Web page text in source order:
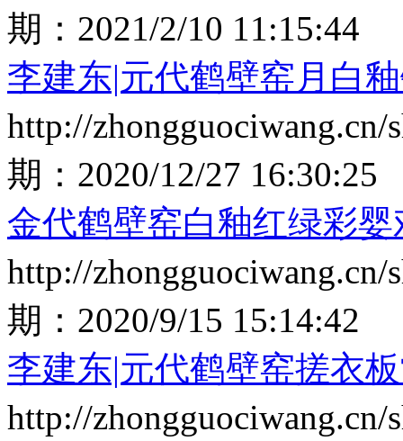
期： 2021/2/10 11:15:44
李建东|元代鹤壁窑月白
http://zhongguociwang.cn/
期： 2020/12/27 16:30:25
金代鹤壁窑白釉红绿彩
http://zhongguociwang.cn/
期： 2020/9/15 15:14:42
李建东|元代鹤壁窑搓衣
http://zhongguociwang.cn/